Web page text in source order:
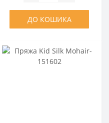
ДО КОШИКА